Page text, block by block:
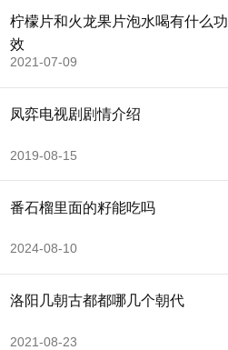
柠檬片和火龙果片泡水喝有什么功
效
2021-07-09
凤弈电视剧剧情介绍
2019-08-15
番石榴里面的籽能吃吗
2024-08-10
洛阳几朝古都都哪几个朝代
2021-08-23